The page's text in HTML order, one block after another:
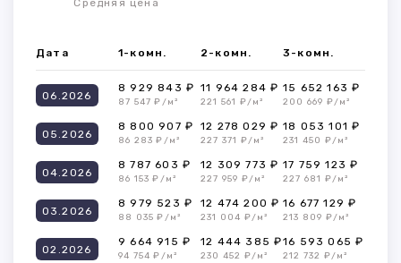
Средняя цена
Дата 1-комн. 2-комн. 3-комн.
06.2026
8 929 843 ₽
87 547 ₽/м²
11 964 284 ₽
221 561 ₽/м²
15 652 163 ₽
200 669 ₽/м²
05.2026
8 800 907 ₽
86 283 ₽/м²
12 278 029 ₽
227 371 ₽/м²
18 053 101 ₽
231 450 ₽/м²
04.2026
8 787 603 ₽
86 153 ₽/м²
12 309 773 ₽
227 959 ₽/м²
17 759 123 ₽
227 681 ₽/м²
03.2026
8 979 523 ₽
88 035 ₽/м²
12 474 200 ₽
231 004 ₽/м²
16 677 129 ₽
213 809 ₽/м²
02.2026
9 664 915 ₽
94 754 ₽/м²
12 444 385 ₽
230 452 ₽/м²
16 593 065 ₽
212 732 ₽/м²